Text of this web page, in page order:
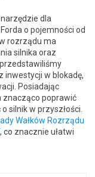
dla
o pojemności od
rozrządu ma
silnika oraz
inwestycji w blokadę,
Posiadając
znacząco poprawić
silnik w przyszłości.
Wałków Rozrządu
, co znacznie ułatwi